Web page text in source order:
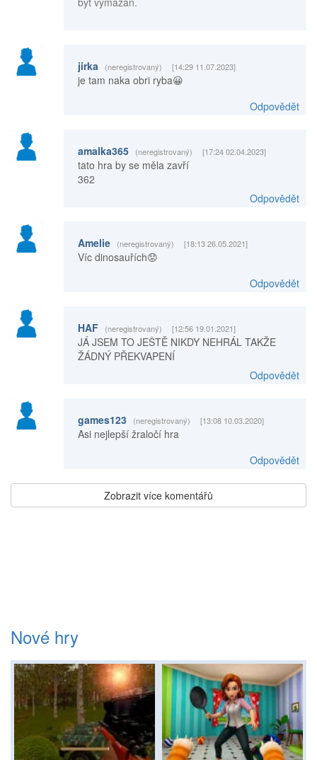
jirka (neregistrovaný) [14:29 11.07.2023]
je tam naka obri ryba😀
Odpovědět
amalka365 (neregistrovaný) [17:24 02.04.2023]
tato hra by se měla zavří
362
Odpovědět
Amelie (neregistrovaný) [18:13 26.05.2021]
Víc dinosauřích😟
Odpovědět
HAF (neregistrovaný) [12:56 19.01.2021]
JÁ JSEM TO JEŠTĚ NIKDY NEHRÁL TAKŽE
ŽÁDNÝ PŘEKVAPENÍ
Odpovědět
games123 (neregistrovaný) [13:08 10.03.2020]
Asi nejlepší žraločí hra
Odpovědět
Zobrazit více komentářů
Nové hry